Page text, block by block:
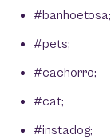
#banhoetosa;
#pets;
#cachorro;
#cat;
#instadog;